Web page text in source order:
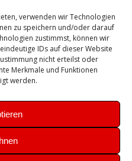
verwenden wir Technologien
zu speichern und/oder darauf
zustimmst, können wir
IDs auf dieser Website
nicht erteilst oder
Merkmale und Funktionen
werden.
Server Sicherheit
SSL Ubuntu
VCenter VCSA Veeam
Windows